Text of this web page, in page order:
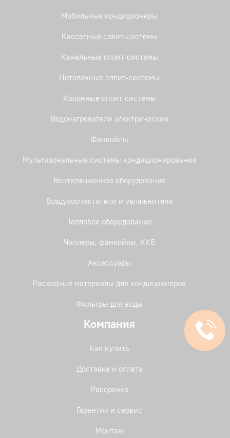
Мобильные кондиционеры
Кассетные сплит-системы
Канальные сплит-системы
Потолочные сплит-системы
Колонные сплит-системы
Водонагреватели электрические
Фанкойлы
Мультизональные системы кондиционирования
Вентиляционное оборудование
Воздухоочистители и увлажнители
Тепловое оборудование
Чиллеры, фанкойлы, ККБ
Аксессуары
Расходные материалы для кондиционеров
Фильтры для воды
Компания
Как купить
Доставка и оплата
Рассрочка
Гарантия и сервис
Монтаж